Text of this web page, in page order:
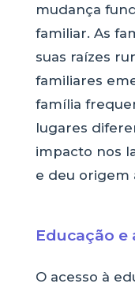
mudança
familiar. As
suas raízes
familiares
família
lugares
impacto nos
e deu origem
Educação
O acesso à